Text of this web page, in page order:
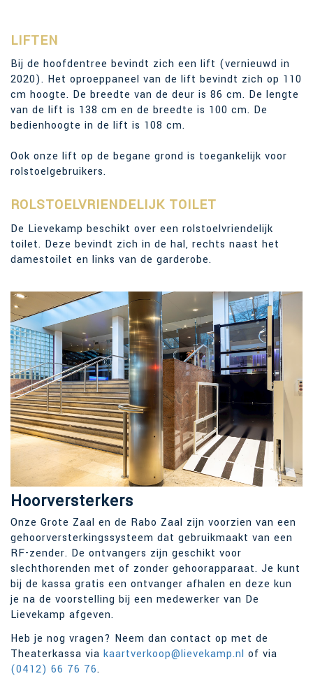
LIFTEN
Bij de hoofdentree bevindt zich een lift (vernieuwd in
2020). Het oproeppaneel van de lift bevindt zich op 110
cm hoogte. De breedte van de deur is 86 cm. De lengte
van de lift is 138 cm en de breedte is 100 cm. De
bedienhoogte in de lift is 108 cm.
Ook onze lift op de begane grond is toegankelijk voor
rolstoelgebruikers.
ROLSTOELVRIENDELIJK TOILET
De Lievekamp beschikt over een rolstoelvriendelijk
toilet. Deze bevindt zich in de hal, rechts naast het
damestoilet en links van de garderobe.
Hoorversterkers
Onze Grote Zaal en de Rabo Zaal zijn voorzien van een
gehoorversterkingssysteem dat gebruikmaakt van een
RF-zender. De ontvangers zijn geschikt voor
slechthorenden met of zonder gehoorapparaat. Je kunt
bij de kassa gratis een ontvanger afhalen en deze kun
je na de voorstelling bij een medewerker van De
Lievekamp afgeven.
Heb je nog vragen? Neem dan contact op met de
Theaterkassa via kaartverkoop@lievekamp.nl of via
(0412) 66 76 76.